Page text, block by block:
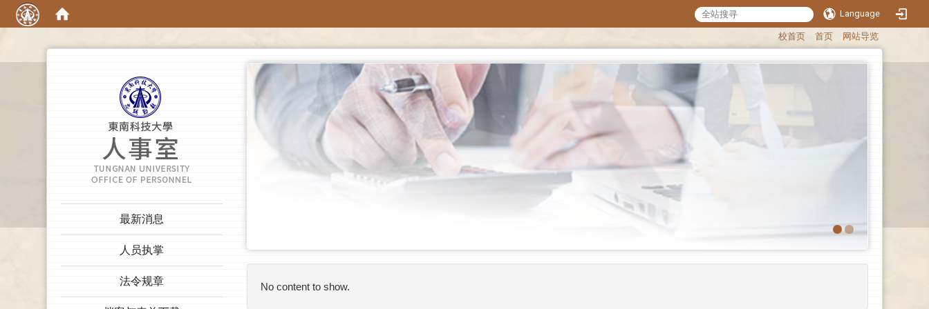
Language
校首页 首页 网站导览
最新消息
人员执掌
法令规章 No content to show.